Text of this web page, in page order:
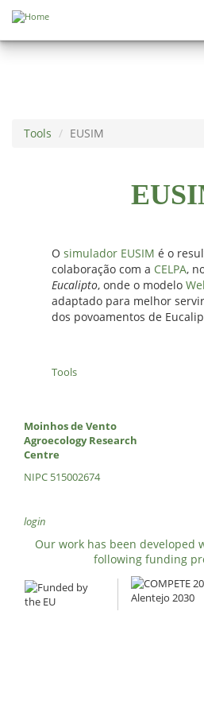
Skip to main content
Tools EUSIM
O simulador EUSIM é o
colaboração com a CELPA,
Eucalipto, onde o modelo
adaptado para melhor
dos povoamentos de
Tools
Moinhos de Vento
Agroecology Research
Centre
NIPC 515002674
login
Our work has been developed
following funding